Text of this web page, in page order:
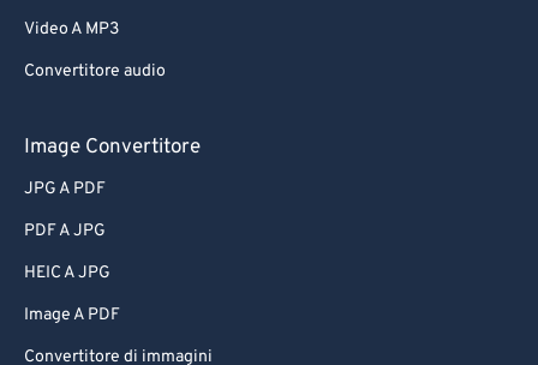
Video A MP3
Convertitore audio
Image Convertitore
JPG A PDF
PDF A JPG
HEIC A JPG
Image A PDF
Convertitore di immagini